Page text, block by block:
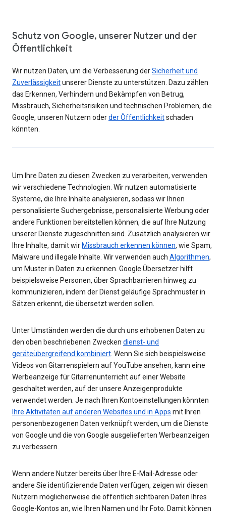
Schutz von Google, unserer Nutzer und der
Öffentlichkeit
Wir nutzen Daten, um die Verbesserung derSicherheit und
Zuverlässigkeitunserer Dienste zu unterstützen. Dazu zählen
das Erkennen, Verhindern und Bekämpfen von Betrug,
Missbrauch, Sicherheitsrisiken und technischen Problemen, die
Google, unseren Nutzern oderder Öffentlichkeitschaden
könnten.
Um Ihre Daten zu diesen Zwecken zu verarbeiten, verwenden
wir verschiedene Technologien. Wir nutzen automatisierte
Systeme, die Ihre Inhalte analysieren, sodass wir Ihnen
personalisierte Suchergebnisse, personalisierte Werbung oder
andere Funktionen bereitstellen können, die auf Ihre Nutzung
unserer Dienste zugeschnitten sind. Zusätzlich analysieren wir
Ihre Inhalte, damit wir Missbrauch erkennen können, wie Spam,
Malware und illegale Inhalte. Wir verwenden auch Algorithmen,
um Muster in Daten zu erkennen. Google Übersetzer hilft
beispielsweise Personen, über Sprachbarrieren hinweg zu
kommunizieren, indem der Dienst geläufige Sprachmuster in
Sätzen erkennt, die übersetzt werden sollen.
Unter Umständen werden die durch uns erhobenen Daten zu
den oben beschriebenen Zwecken dienst- und
geräteübergreifend kombiniert . Wenn Sie sich beispielsweise
Videos von Gitarrenspielern auf YouTube ansehen, kann eine
Werbeanzeige für Gitarrenunterricht auf einer Website
geschaltet werden, auf der unsere Anzeigenprodukte
verwendet werden. Je nach Ihren Kontoeinstellungen könnten
Ihre Aktivitäten auf anderen Websites und in Apps mit Ihren
personenbezogenen Daten verknüpft werden, um die Dienste
von Google und die von Google ausgelieferten Werbeanzeigen
zu verbessern.
Wenn andere Nutzer bereits über Ihre E-Mail-Adresse oder
andere Sie identifizierende Daten verfügen, zeigen wir diesen
Nutzern möglicherweise die öffentlich sichtbaren Daten Ihres
Google-Kontos an, wie Ihren Namen und Ihr Foto. Damit können